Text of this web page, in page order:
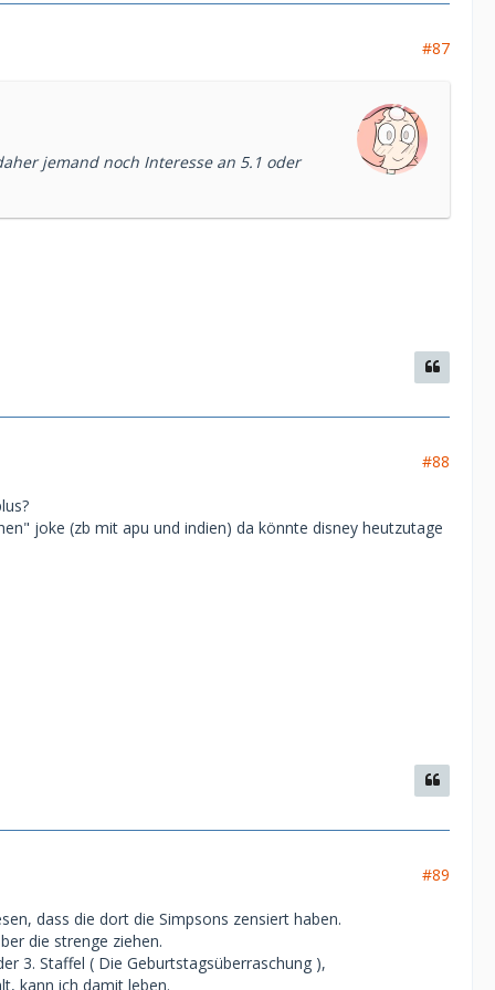
#87
jemand noch Interesse an 5.1 oder
#88
joke (zb mit apu und indien) da könnte disney heutzutage
#89
dass die dort die Simpsons zensiert haben.
die strenge ziehen.
3. Staffel ( Die Geburtstagsüberraschung ),
kann ich damit leben.